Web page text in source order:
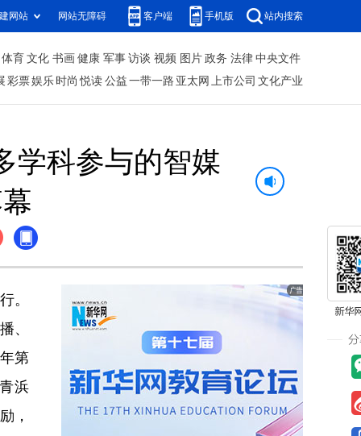
网站 网站无障碍 客户端 手机版 站内搜索
体育 文化 书画 健康 军事 访谈 视频 图片 政务 法律 中央文件
彩票娱乐 时尚 悦读 公益 一带一路 亚太网 上市公司 文化产业
学科参与的智媒
。
、
第
浜
，